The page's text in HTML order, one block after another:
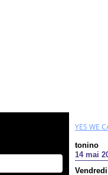
YES WE
tonino
14 mai